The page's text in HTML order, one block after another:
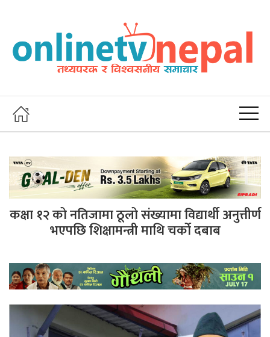
कक्षा १२ को नतिजामा ठूलो संख्यामा विद्यार्थी अनुत्तीर्ण
भएपछि शिक्षामन्त्री माथि चर्को दबाब